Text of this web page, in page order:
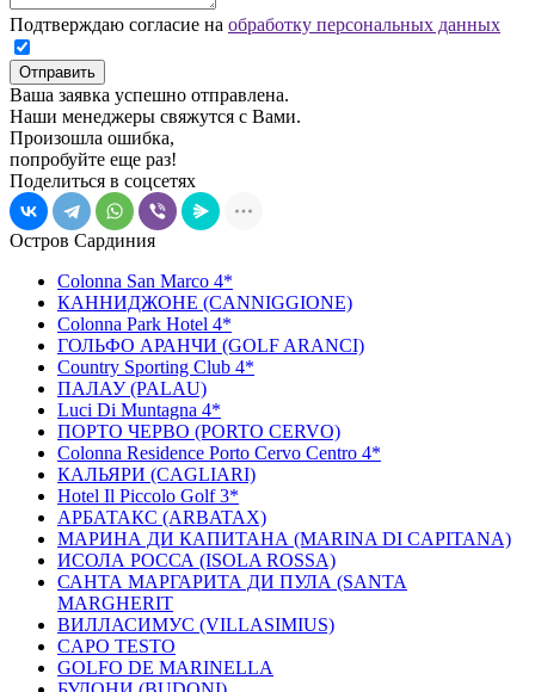
Подтверждаю согласие на обработку персональных данных
Отправить
Ваша заявка успешно отправлена.
Наши менеджеры свяжутся с Вами.
Произошла ошибка,
попробуйте еще раз!
Поделиться в соцсетях
Остров Сардиния
Colonna San Marco 4*
КАННИДЖОНЕ (CANNIGGIONE)
Colonna Park Hotel 4*
ГОЛЬФО АРАНЧИ (GOLF ARANCI)
Country Sporting Club 4*
ПАЛАУ (PALAU)
Luci Di Muntagna 4*
ПОРТО ЧЕРВО (PORTO CERVO)
Colonna Residence Porto Cervo Centro 4*
КАЛЬЯРИ (CAGLIARI)
Hotel Il Piccolo Golf 3*
АРБАТАКС (ARBATAX)
МАРИНА ДИ КАПИТАНА (MARINA DI CAPITANA)
ИCОЛА РОССА (ISOLA ROSSA)
САНТА МАРГАРИТА ДИ ПУЛА (SANTA
MARGHERIT
ВИЛЛАСИМУС (VILLASIMIUS)
CAPO TESTO
GOLFO DE MARINELLA